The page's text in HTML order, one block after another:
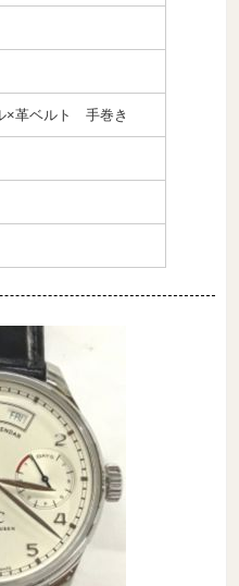
×革ベルト 手巻き